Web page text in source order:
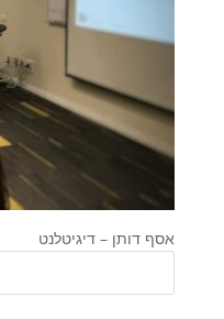
אסף דותן – דיגיטלנט